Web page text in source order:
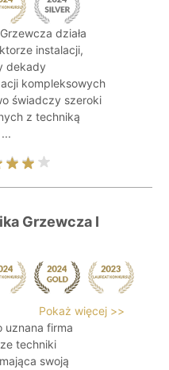
działa
instalacji,
dekady
kompleksowych
świadczy szeroki
z techniką
Grzewcza I
Pokaż więcej >>
uznana firma
techniki
swoją